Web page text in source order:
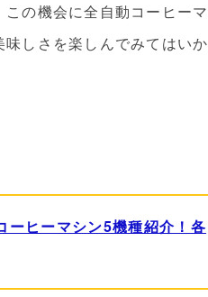
の機会に全自動コーヒーマ
しさを楽しんでみてはいか
ーヒーマシン5機種紹介！各